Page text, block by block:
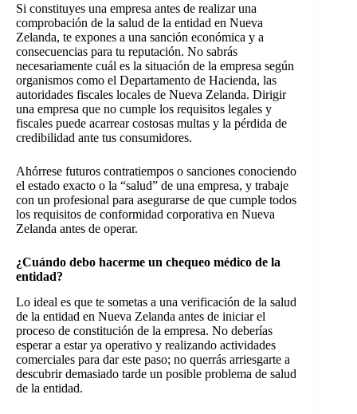
Si constituyes una empresa antes de realizar una
comprobación de la salud de la entidad en Nueva
Zelanda, te expones a una sanción económica y a
consecuencias para tu reputación. No sabrás
necesariamente cuál es la situación de la empresa según
organismos como el Departamento de Hacienda, las
autoridades fiscales locales de Nueva Zelanda. Dirigir
una empresa que no cumple los requisitos legales y
fiscales puede acarrear costosas multas y la pérdida de
credibilidad ante tus consumidores.
Ahórrese futuros contratiempos o sanciones conociendo
el estado exacto o la “salud” de una empresa, y trabaje
con un profesional para asegurarse de que cumple todos
los requisitos de conformidad corporativa en Nueva
Zelanda antes de operar.
¿Cuándo debo hacerme un chequeo médico de la
entidad?
Lo ideal es que te sometas a una verificación de la salud
de la entidad en Nueva Zelanda antes de iniciar el
proceso de constitución de la empresa. No deberías
esperar a estar ya operativo y realizando actividades
comerciales para dar este paso; no querrás arriesgarte a
descubrir demasiado tarde un posible problema de salud
de la entidad.